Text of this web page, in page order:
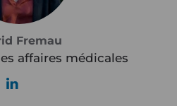
Fremau
affaires médicales